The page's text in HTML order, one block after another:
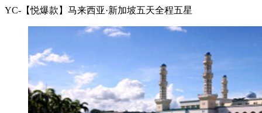
YC-【悦爆款】马来西亚·新加坡五天全程五星